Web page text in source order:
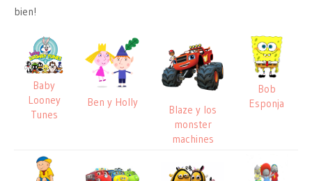
bien!
Baby
Looney
Tunes
Ben y Holly
Blaze y los
monster
machines
Bob
Esponja